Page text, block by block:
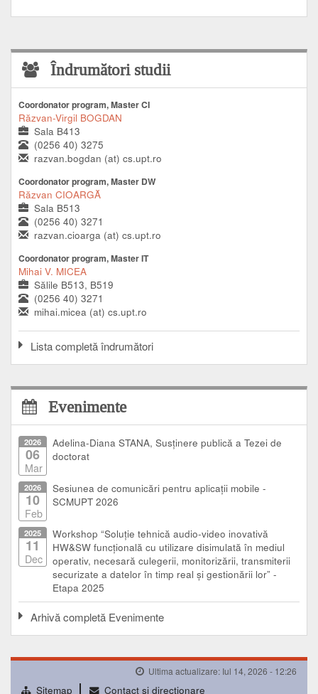
Îndrumători studii
Coordonator program, Master CI
Răzvan-Virgil BOGDAN
Sala B413
(0256 40) 3275
razvan.bogdan (at) cs.upt.ro
Coordonator program, Master DW
Răzvan CIOARGĂ
Sala B513
(0256 40) 3271
razvan.cioarga (at) cs.upt.ro
Coordonator program, Master IT
Mihai V. MICEA
Sălile B513, B519
(0256 40) 3271
mihai.micea (at) cs.upt.ro
Lista completă îndrumători
Evenimente
2026
06
Mar
Adelina-Diana STANA, Susținere publică a Tezei de
doctorat
2026
10
Feb
Sesiunea de comunicări pentru aplicații mobile -
SCMUPT 2026
2025
11
Dec
Workshop “Soluție tehnică audio-video inovativă
HW&SW funcțională cu utilizare disimulată în mediul
operativ, necesară culegerii, monitorizării, transmiterii
securizate a datelor în timp real și gestionării lor” -
Etapa 2025
Arhivă completă Evenimente
Ultima actualizare: Iul 14, 2026 - 12:26
Sitemap Contact şi direcţionare